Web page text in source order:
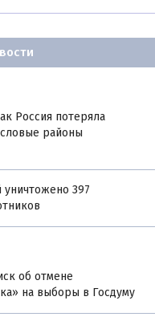
Россия потеряла
районы
уничтожено 397
об отмене
на выборы в Госдуму